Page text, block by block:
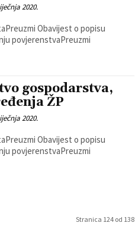
2020.
o popisu
povjerenstvaPreuzmi
gospodarstva,
ŽP
2020.
o popisu
povjerenstvaPreuzmi
Stranica 124 od 138